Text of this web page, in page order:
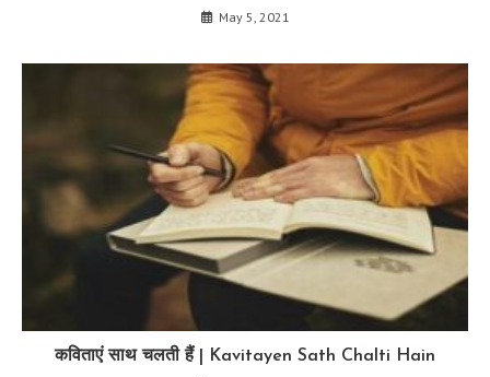
May 5, 2021
कविताएं साथ चलती हैं | Kavitayen Sath Chalti Hain